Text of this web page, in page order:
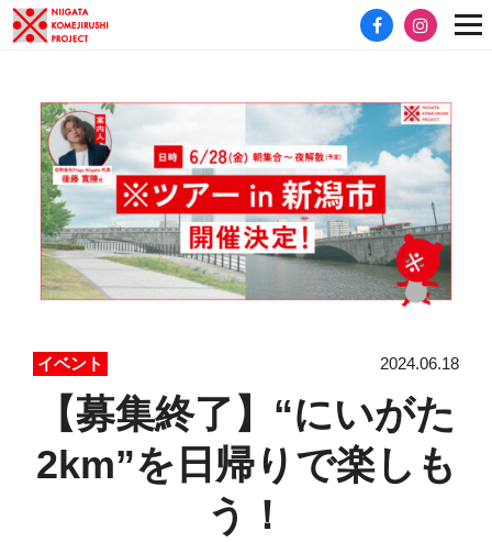
イベント 2024.06.18
【募集終了】“にいがた
2km”を日帰りで楽しも
う！